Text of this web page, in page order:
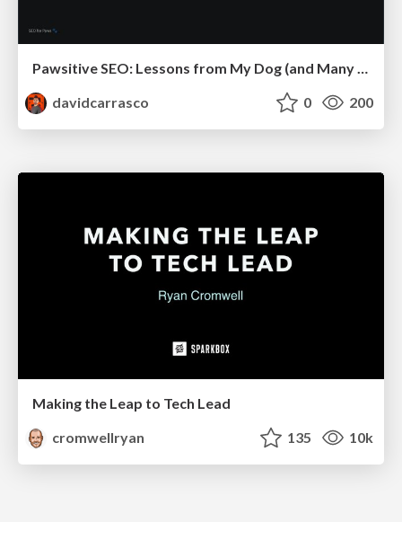
Pawsitive SEO: Lessons from My Dog (and Many Mistakes) on Thriving as a Consultant in the Age of AI
davidcarrasco
0 200
Making the Leap to Tech Lead
cromwellryan
135 10k